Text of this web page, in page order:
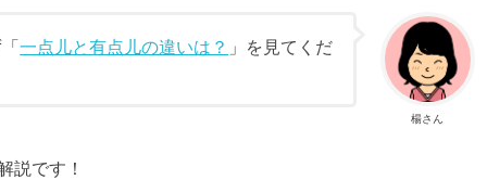
楊さん
一点儿と有点儿の違いは？ 」を見てくだ
説です！